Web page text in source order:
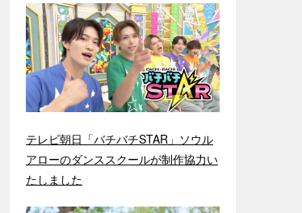
テレビ朝日「バチバチSTAR」ソウル
アローのダンススクールが制作協力い
たしました